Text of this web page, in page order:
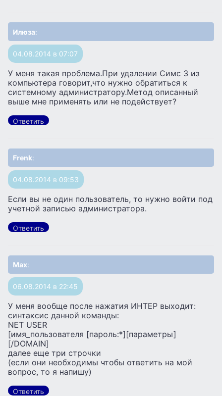
Илюза:
04.08.2014 в 07:07
У меня такая проблема.При удалении Симс 3 из
компьютера говорит,что нужно обратиться к
системному администратору.Метод описанный
выше мне применять или не подействует?
Ответить
Frenk:
04.08.2014 в 09:53
Если вы не один пользователь, то нужно войти под
учетной записью администратора.
Ответить
Max:
06.08.2014 в 22:45
У меня вообще после нажатия ИНТЕР выходит:
синтаксис данной команды:
NET USER
[имя_пользователя [пароль:*][параметры]
[/DOMAIN]
далее еще три строчки
(если они необходимы чтобы ответить на мой
вопрос, то я напишу)
Ответить